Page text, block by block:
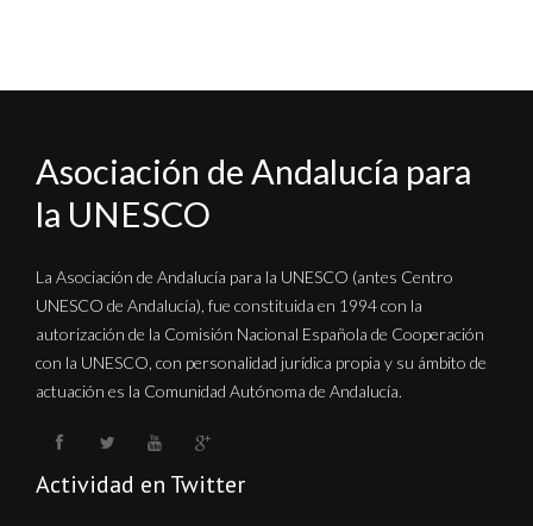
Asociación de Andalucía para
la UNESCO
La Asociación de Andalucía para la UNESCO (antes Centro
UNESCO de Andalucía), fue constituida en 1994 con la
autorización de la Comisión Nacional Española de Cooperación
con la UNESCO, con personalidad jurídica propia y su ámbito de
actuación es la Comunidad Autónoma de Andalucía.
Actividad en Twitter